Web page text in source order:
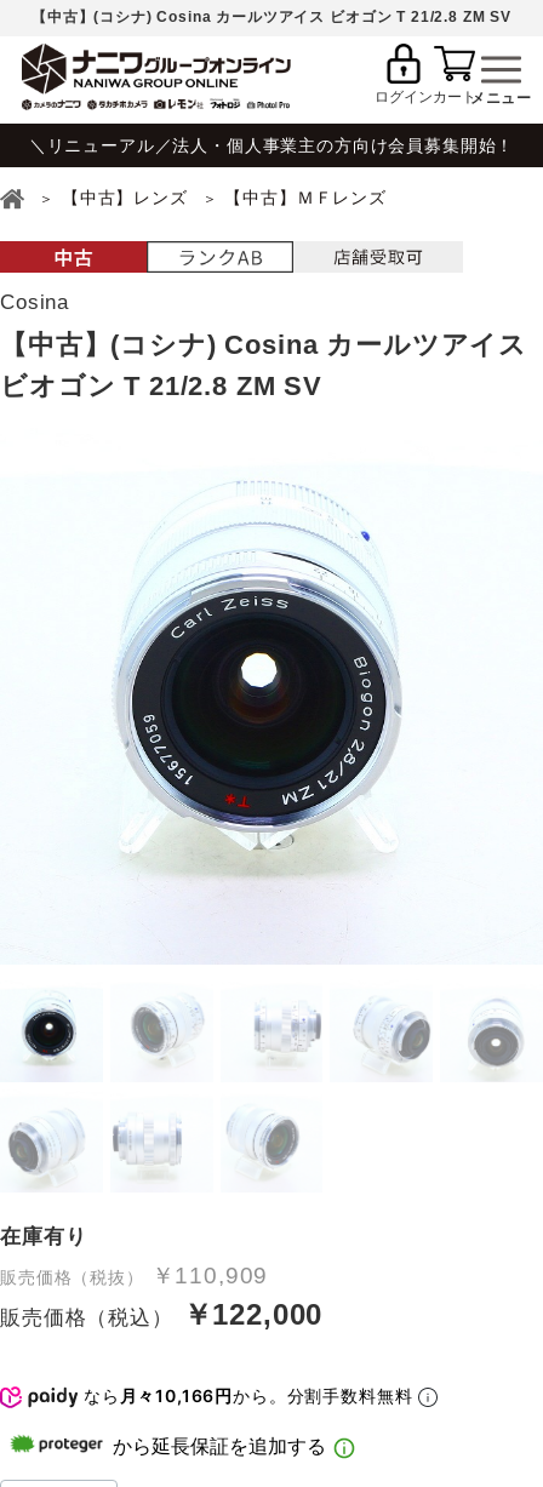
【中古】(コシナ) Cosina カールツアイス ビオゴン T 21/2.8 ZM SV
ログインカート
＼リニューアル／法人・個人事業主の方向け会員募集開始！
【中古】レンズ 【中古】ＭＦレンズ
Cosina
【中古】(コシナ) Cosina カールツアイス
ビオゴン T 21/2.8 ZM SV
在庫有り
販売価格（税抜） ￥110,909
販売価格（税込） ￥122,000
なら 月々10,166円から。分割手数料無料